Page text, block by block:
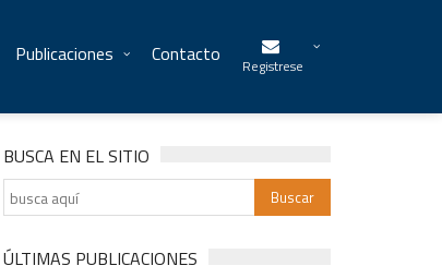
Publicaciones Contacto Registrese
BUSCA EN EL SITIO
ÚLTIMAS PUBLICACIONES